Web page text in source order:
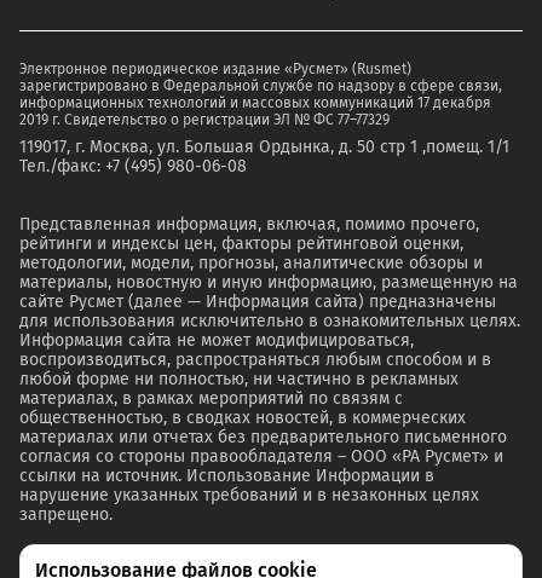
Электронное периодическое издание «Русмет» (Rusmet)
зарегистрировано в Федеральной службе по надзору в сфере связи,
информационных технологий и массовых коммуникаций 17 декабря
2019 г. Свидетельство о регистрации ЭЛ № ФС 77–77329
119017, г. Москва, ул. Большая Ордынка, д. 50 стр 1 ,помещ. 1/1
Тел./факс: +7 (495) 980-06-08
Представленная информация, включая, помимо прочего,
рейтинги и индексы цен, факторы рейтинговой оценки,
методологии, модели, прогнозы, аналитические обзоры и
материалы, новостную и иную информацию, размещенную на
сайте Русмет (далее — Информация сайта) предназначены
для использования исключительно в ознакомительных целях.
Информация сайта не может модифицироваться,
воспроизводиться, распространяться любым способом и в
любой форме ни полностью, ни частично в рекламных
материалах, в рамках мероприятий по связям с
общественностью, в сводках новостей, в коммерческих
материалах или отчетах без предварительного письменного
согласия со стороны правообладателя – ООО «РА Русмет» и
ссылки на источник. Использование Информации в
нарушение указанных требований и в незаконных целях
запрещено.
Использование файлов cookie